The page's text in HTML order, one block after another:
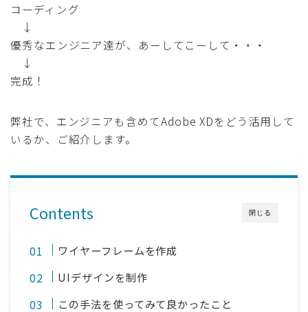
コーディング
↓
優秀なエンジニア達が、あーしてこーして・・・
↓
完成！
弊社で、エンジニアも含めてAdobe XDをどう活用して
いるか、ご紹介します。
閉じる
Contents
ワイヤーフレームを作成
UIデザインを制作
この手法を使ってみて良かったこと